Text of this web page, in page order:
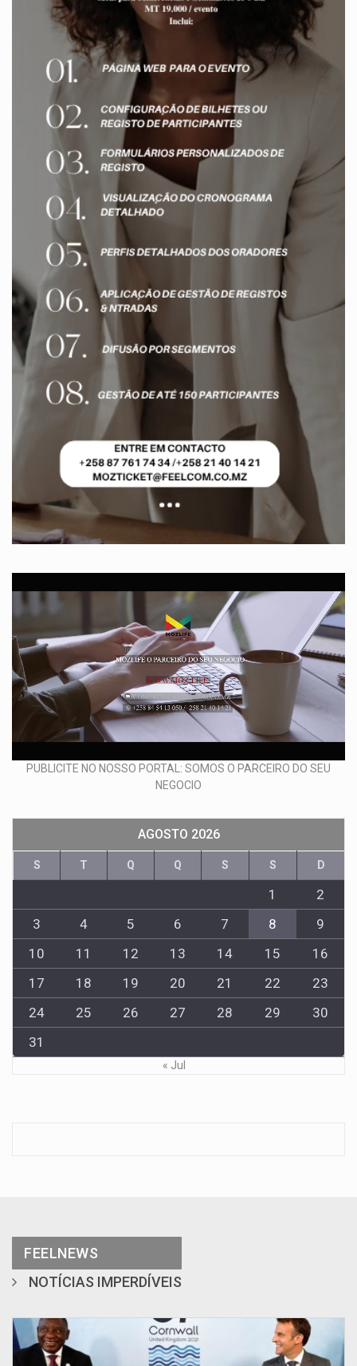
PUBLICITE NO NOSSO PORTAL: SOMOS O PARCEIRO DO SEU
NEGOCIO
AGOSTO 2026
S T Q Q S S D
1
2
3
4 5 6 7 8
9
10
11 12 13 14 15
16
17
18 19 20 21 22
23
24
25 26 27 28 29
30
31
« Jul
FEELNEWS
NOTÍCIAS IMPERDÍVEIS